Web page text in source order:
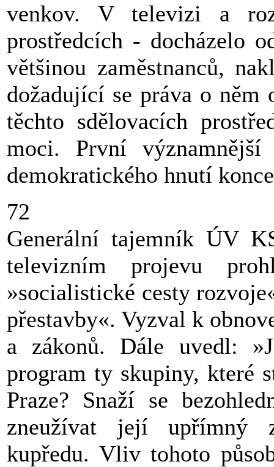
venkov. V televizi a
prostředcích - docházelo
většinou zaměstnanců,
dožadující se práva o
těchto sdělovacích
moci. První významnější
demokratického hnutí
72
Generální tajemník ÚV
televizním projevu
»socialistické cesty
přestavby«. Vyzval k
a zákonů. Dále uvedl:
program ty skupiny, které
Praze? Snaží se
zneužívat její upřímný
kupředu. Vliv tohoto